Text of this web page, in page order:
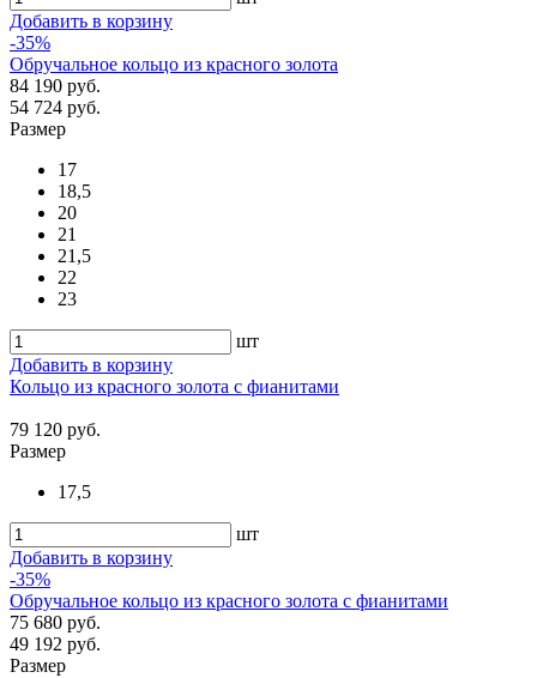
Добавить в корзину
-35%
Обручальное кольцо из красного золота
84 190 руб.
54 724 руб.
Размер
17
18,5
20
21
21,5
22
23
шт
Добавить в корзину
Кольцо из красного золота с фианитами
79 120 руб.
Размер
17,5
шт
Добавить в корзину
-35%
Обручальное кольцо из красного золота с фианитами
75 680 руб.
49 192 руб.
Размер